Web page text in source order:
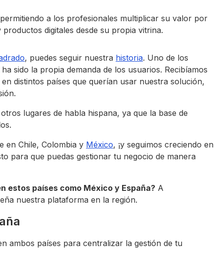
a los profesionales multiplicar su valor por
digitales desde su propia vitrina.
, puedes seguir nuestra historia. Uno de los
sido la propia demanda de los usuarios. Recibíamos
distintos países que querían usar nuestra solución,
lugares de habla hispana, ya que la base de
en Chile, Colombia y México, ¡y seguimos creciendo en
para que puedas gestionar tu negocio de manera
estos países como México y España? A
nuestra plataforma en la región.
ambos países para centralizar la gestión de tu